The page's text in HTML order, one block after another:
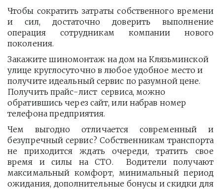
Чтобы сократить затраты собственного времени
и сил, достаточно доверить выполнение
операция сотрудникам компании нового
поколения.
Закажите шиномонтаж на дом на Клязьминской
улице круглосуточно в любое удобное место и
получите идеальный сервис по разумной цене.
Получить прайс-лист  сервиса, можно
обратившись через сайт, или набрав номер
телефона предприятия.
Чем выгодно отличается современный и
безупречный сервис? Собственникам транспорта
не приходится ждать очереди, тратить свое
время и силы на СТО. Водители получают
максимальный комфорт, минимальный период
ожидания, дополнительные бонусы и скидки для